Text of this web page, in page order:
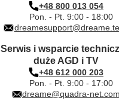
+48 800 013 054
Pon. - Pt. 9:00 - 18:00
Serwis i wsparcie
duże AGD i TV
+48 612 000 203
Pon. - Pt. 9:00 - 17:00
dreame@quadra-net.com